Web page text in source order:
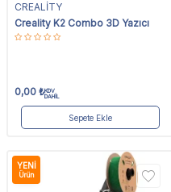
CREALİTY
Creality K2 Combo 3D Yazıcı
0,00 ₺KDV
DAHİL
Sepete Ekle
YENI
Ürün